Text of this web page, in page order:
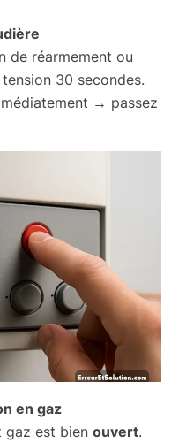
de réarmement ou
30 secondes.
→ passez
en gaz
gaz est bien ouvert.